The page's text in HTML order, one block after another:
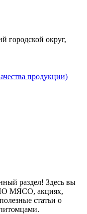
городской округ,
продукции)
раздел! Здесь вы
МЯСО, акциях,
статьи о